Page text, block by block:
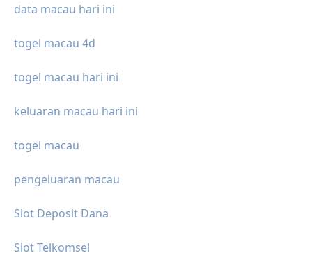
data macau hari ini
togel macau 4d
togel macau hari ini
keluaran macau hari ini
togel macau
pengeluaran macau
Slot Deposit Dana
Slot Telkomsel